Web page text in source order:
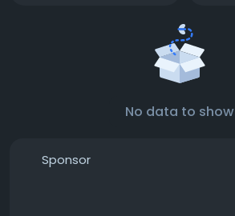
No data to show
Sponsor